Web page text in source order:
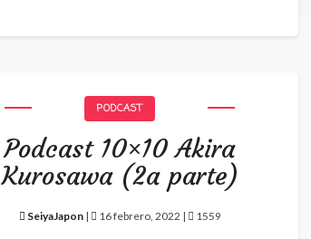
PODCAST
Podcast 10×10 Akira
Kurosawa (2a parte)
SeiyaJapon| 16 febrero, 2022 | 1559